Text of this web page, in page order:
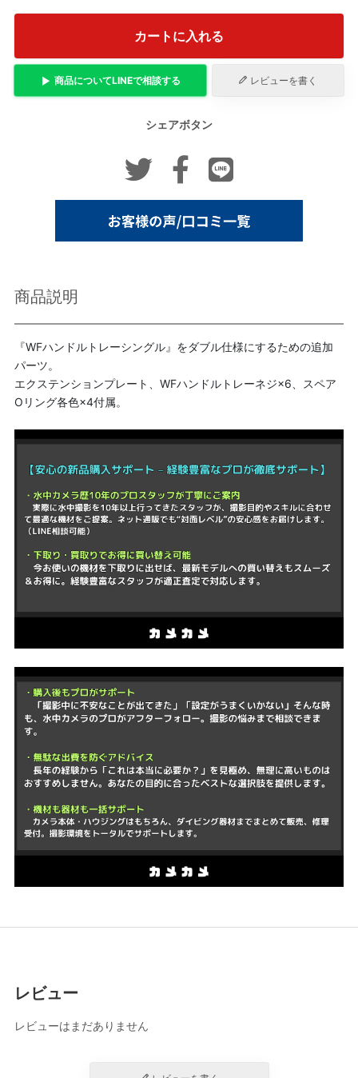
カートに入れる
商品についてLINEで相談する レビューを書く
シェアボタン
商品説明
『WFハンドルトレーシングル』をダブル仕様にするための追加
パーツ。
エクステンションプレート、WFハンドルトレーネジ×6、スペア
Oリング各色×4付属。
レビュー
レビューはまだありません